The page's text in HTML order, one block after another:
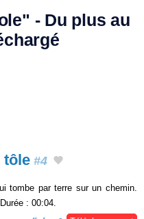
- Du plus au
tôle #4
tombe par terre sur un chemin.
. Durée : 00:04.